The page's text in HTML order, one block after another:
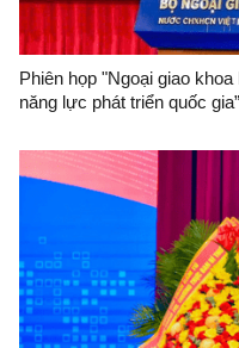
Phiên họp "Ngoại giao
năng lực phát triển quốc gia”